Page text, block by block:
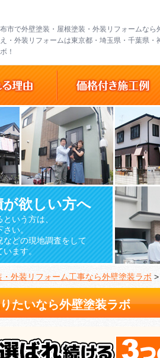
市で外壁塗装・屋根塗装・外装リフォームなら
・外装リフォームは東京都・埼玉県・千葉県・
！
が欲しい方へ
という方は、
さい。
などの現地調査をして
います。
外装リフォーム工事なら外壁塗装ラボ >
たいなら外壁塗装ラボ